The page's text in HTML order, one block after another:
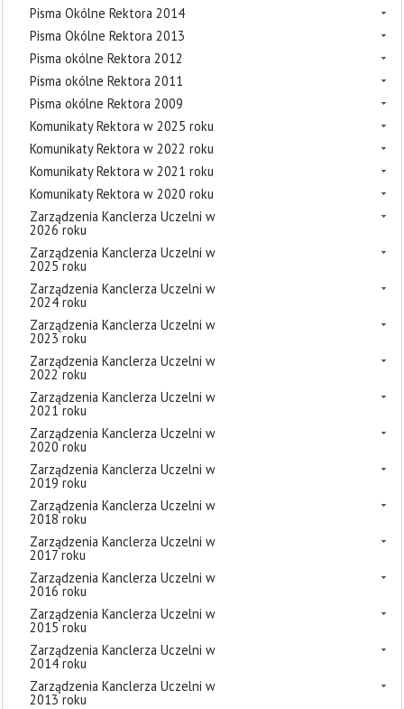
Pisma Okólne Rektora 2014
Pisma Okólne Rektora 2013
Pisma okólne Rektora 2012
Pisma okólne Rektora 2011
Pisma okólne Rektora 2009
Komunikaty Rektora w 2025 roku
Komunikaty Rektora w 2022 roku
Komunikaty Rektora w 2021 roku
Komunikaty Rektora w 2020 roku
Zarządzenia Kanclerza Uczelni w
2026 roku
Zarządzenia Kanclerza Uczelni w
2025 roku
Zarządzenia Kanclerza Uczelni w
2024 roku
Zarządzenia Kanclerza Uczelni w
2023 roku
Zarządzenia Kanclerza Uczelni w
2022 roku
Zarządzenia Kanclerza Uczelni w
2021 roku
Zarządzenia Kanclerza Uczelni w
2020 roku
Zarządzenia Kanclerza Uczelni w
2019 roku
Zarządzenia Kanclerza Uczelni w
2018 roku
Zarządzenia Kanclerza Uczelni w
2017 roku
Zarządzenia Kanclerza Uczelni w
2016 roku
Zarządzenia Kanclerza Uczelni w
2015 roku
Zarządzenia Kanclerza Uczelni w
2014 roku
Zarządzenia Kanclerza Uczelni w
2013 roku